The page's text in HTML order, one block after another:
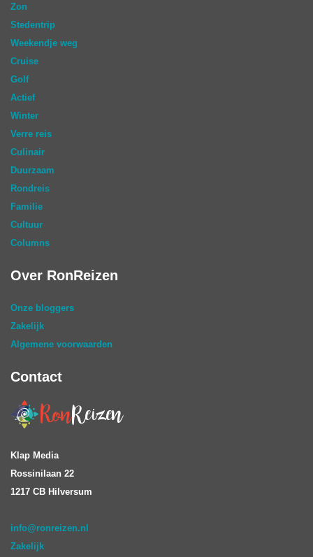
Zon
Stedentrip
Weekendje weg
Cruise
Golf
Actief
Winter
Verre reis
Culinair
Duurzaam
Rondreis
Familie
Cultuur
Columns
Over RonReizen
Onze bloggers
Zakelijk
Algemene voorwaarden
Contact
Klap Media
Rossinilaan 22
1217 CB Hilversum
info@ronreizen.nl
Zakelijk